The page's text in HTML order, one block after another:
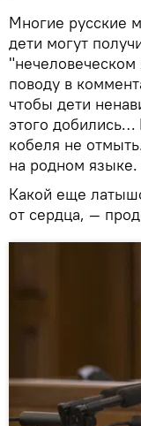
Многие русские
дети могут
поводу в
чтобы дети
этого
кобеля не
на родном
Какой еще
от сердца, —